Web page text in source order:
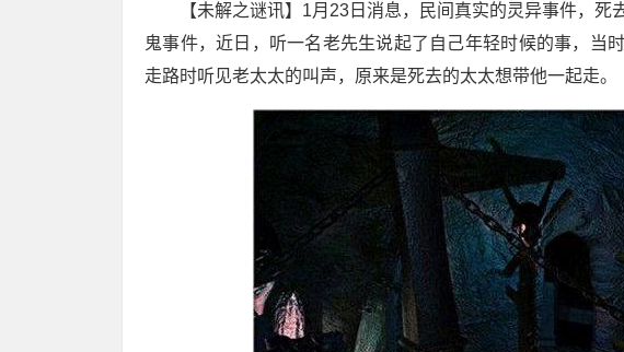
【未解之谜讯】1月23日消息，民间真实的灵异事件，
鬼事件，近日，听一名老先生说起了自己年轻时候的事，当
走路时听见老太太的叫声，原来是死去的太太想带他一起走。